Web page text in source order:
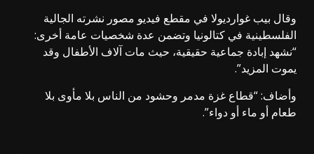
وقال بيب غوارديولا في مقطع فيديو مصور نشرته الجالية
الفلسطينية في كتالونيا وتضمن عدة شخصيات عامة أخرى:
“نشهد إبادة جماعية حقيقية، حيث مات آلاف الأطفال وقد
يموت المزيد”.
وأضاف: “قطاع غزة مدمر وحشود من الناس بلا مأوى بلا
طعام أو ماء أو دواء”.